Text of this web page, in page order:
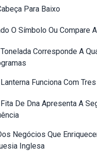
Para Baixo
O Símbolo Ou Compare
Corresponde A
Funciona Com
De Dna Apresenta A
Negócios Que
Inglesa